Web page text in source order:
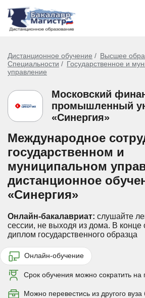
Дистанционное обучение
Высшее
Специальности
Государственное и
управление
Московский
промышленный
«Синергия»
Международное
государственном и
муниципальном
дистанционное
«Синергия»
Онлайн-бакалавриат: слушайте
сессии, не выходя из дома. В конце
диплом государственного образца
Онлайн-обучение
Срок обучения можно сократить на
Можно перевестись из другого вуза